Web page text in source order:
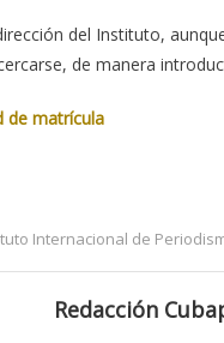
del Instituto,
de manera
de matrícula
Internacional de
Redacción